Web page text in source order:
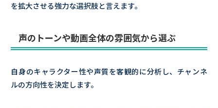
を拡大させる強力な選択肢と言えます。
声のトーンや動画全体の雰囲気から選ぶ
自身のキャラクター性や声質を客観的に分析し、チャンネ
ルの方向性を決定します。